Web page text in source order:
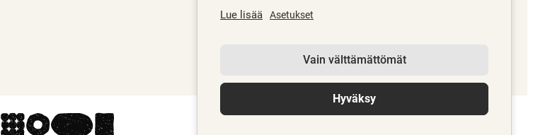
Lue lisää Asetukset
Vain välttämättömät
Hyväksy